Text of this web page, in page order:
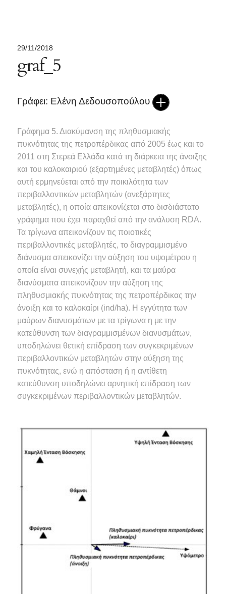
29/11/2018
graf_5
Γράφει: Ελένη Δεδουσοπούλου
Γράφημα 5. Διακύμανση της πληθυσμιακής
πυκνότητας της πετροπέρδικας από 2005 έως και το
2011 στη Στερεά Ελλάδα κατά τη διάρκεια της άνοιξης
και του καλοκαιριού (εξαρτημένες μεταβλητές) όπως
αυτή ερμηνεύεται από την ποικιλότητα των
περιβαλλοντικών μεταβλητών (ανεξάρτητες
μεταβλητές), η οποία απεικονίζεται στο δισδιάστατο
γράφημα που έχει παραχθεί από την ανάλυση RDA.
Τα τρίγωνα απεικονίζουν τις ποιοτικές
περιβαλλοντικές μεταβλητές, το διαγραμμισμένο
διάνυσμα απεικονίζει την αύξηση του υψομέτρου η
οποία είναι συνεχής μεταβλητή, και τα μαύρα
διανύσματα απεικονίζουν την αύξηση της
πληθυσμιακής πυκνότητας της πετροπέρδικας την
άνοιξη και το καλοκαίρι (ind/ha). Η εγγύτητα των
μαύρων διανυσμάτων με τα τρίγωνα η με την
κατεύθυνση των διαγραμμισμένων διανυσμάτων,
υποδηλώνει θετική επίδραση των συγκεκριμένων
περιβαλλοντικών μεταβλητών στην αύξηση της
πυκνότητας, ενώ η απόσταση ή η αντίθετη
κατεύθυνση υποδηλώνει αρνητική επίδραση των
συγκεκριμένων περιβαλλοντικών μεταβλητών.